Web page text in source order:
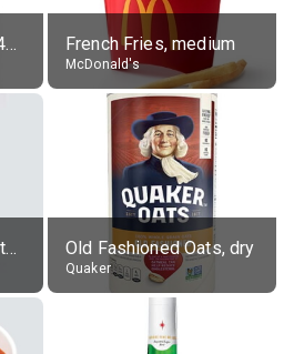
Belgian White Ale (5.4% alc.) French Fries, medium
McDonald's
Spicy Chicken Nuggets, without sauce Old Fashioned Oats, dry
Quaker